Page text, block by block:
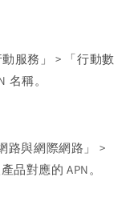
動服務」 > 「行動數
名稱。
路與網際網路」 >
品對應的 APN。